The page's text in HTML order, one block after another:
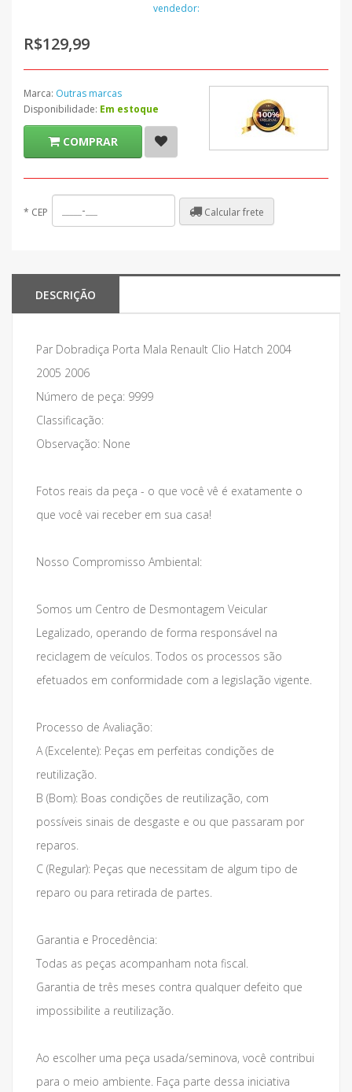
vendedor:
R$129,99
Marca: Outras marcas
Disponibilidade: Em estoque
COMPRAR
* CEP Calcular frete
DESCRIÇÃO
Par Dobradiça Porta Mala Renault Clio Hatch 2004
2005 2006
Número de peça: 9999
Classificação:
Observação: None
Fotos reais da peça - o que você vê é exatamente o
que você vai receber em sua casa!
Nosso Compromisso Ambiental:
Somos um Centro de Desmontagem Veicular
Legalizado, operando de forma responsável na
reciclagem de veículos. Todos os processos são
efetuados em conformidade com a legislação vigente.
Processo de Avaliação:
A (Excelente): Peças em perfeitas condições de
reutilização.
B (Bom): Boas condições de reutilização, com
possíveis sinais de desgaste e ou que passaram por
reparos.
C (Regular): Peças que necessitam de algum tipo de
reparo ou para retirada de partes.
Garantia e Procedência:
Todas as peças acompanham nota fiscal.
Garantia de três meses contra qualquer defeito que
impossibilite a reutilização.
Ao escolher uma peça usada/seminova, você contribui
para o meio ambiente. Faça parte dessa iniciativa